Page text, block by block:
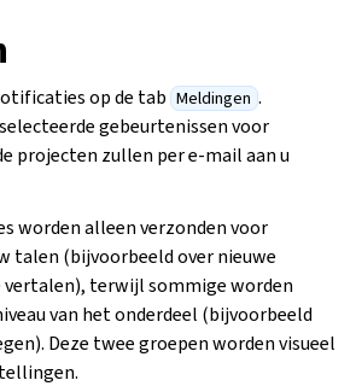
op de tab Meldingen .
gebeurtenissen voor
projecten zullen per e-mail aan u
worden alleen verzonden voor
talen (bijvoorbeeld over nieuwe
vertalen), terwijl sommige worden
van het onderdeel (bijvoorbeeld
Deze twee groepen worden visueel